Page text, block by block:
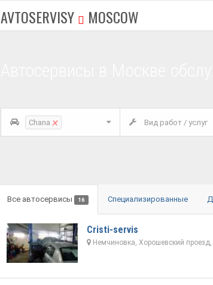
AVTOSERVISY MOSCOW
Chana × Вид работ / услуг
Все автосервисы 16 Специализированные
Cristi-servis
Немчиновка, Хорошевский проезд,